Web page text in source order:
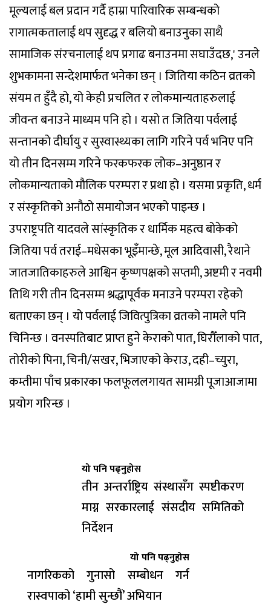
मूल्यलाई बल प्रदान गर्दै हाम्रा पारिवारिक सम्बन्धको
रागात्मकतालाई थप सुदृद्ध र बलियो बनाउनुका साथै
सामाजिक संरचनालाई थप प्रगाढ बनाउनमा सघाउँदछ,' उनले
शुभकामना सन्देशमार्फत भनेका छन् । जितिया कठिन व्रतको
संयम त हुँदै हो, यो केही प्रचलित र लोकमान्यताहरुलाई
जीवन्त बनाउने माध्यम पनि हो । यसो त जितिया पर्वलाई
सन्तानको दीर्घायु र सुस्वास्थ्यका लागि गरिने पर्व भनिए पनि
यो तीन दिनसम्म गरिने फरकफरक लोक–अनुष्ठान र
लोकमान्यताको मौलिक परम्परा र प्रथा हो । यसमा प्रकृति, धर्म
र संस्कृतिको अनौठो समायोजन भएको पाइन्छ ।
उपराष्ट्रपति यादवले सांस्कृतिक र धार्मिक महत्व बोकेको
जितिया पर्व तराई–मधेसका भूइँमान्छे, मूल आदिवासी, रैथाने
जातजातिकाहरुले आश्विन कृष्णपक्षको सप्तमी, अष्टमी र नवमी
तिथि गरी तीन दिनसम्म श्रद्धापूर्वक मनाउने परम्परा रहेको
बताएका छन् । यो पर्वलाई जिवित्पुत्रिका व्रतको नामले पनि
चिनिन्छ । वनस्पतिबाट प्राप्त हुने केराको पात, घिरौँलाको पात,
तोरीको पिना, चिनी/सखर, भिजाएको केराउ, दही–च्युरा,
कम्तीमा पाँच प्रकारका फलफूललगायत सामग्री पूजाआजामा
प्रयोग गरिन्छ ।
यो पनि पढ्नुहोस
तीन अन्तर्राष्ट्रिय संस्थासँग स्पष्टीकरण
माग्न सरकारलाई संसदीय समितिको
निर्देशन
यो पनि पढ्नुहोस
नागरिकको गुनासो सम्बोधन गर्न
रास्वपाको ‘हामी सुन्छौं’ अभियान